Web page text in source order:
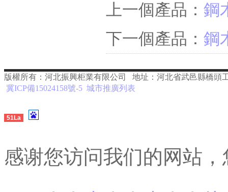
上一個產品： 鋼
下一個產品： 鋼
版權所有：河北振興柜業有限公司 地址：河北省武邑縣橋頭工
冀ICP備15024158號-5 城市推廣列表
51La
感谢您访问我们的网站